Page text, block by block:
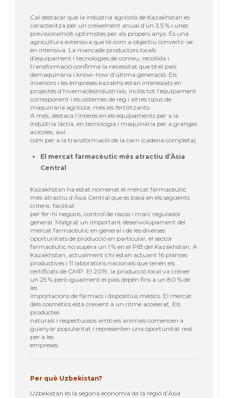
Cal destacar que la indústria agrícola de Kazakhstan es
caracteritza per un creixement anual d’un 3,5 % i unes
previsionsmolt optimistes per als propers anys. És una
agricultura extensiva que té com a objectiu convertir-se
en intensiva. La mancade productors locals
d’equipament i tecnologies de conreu, recollida i
transformació confirma la necessitat que té el país
demaquinària i know-how d’última generació. Els
inversors i les empreses kazakhs estan interessats en
projectes d’hivernaclesindustrials, inclòs tot l’equipament
corresponent i els sistemes de reg i altres tipus de
maquinària agrícola, més els fertilitzants.
A més, destaca l’interès en els equipaments per a la
indústria làctia, en tecnologia i maquinària per a granges
avícoles, així
com per a la transformació de la carn (cadena completa).
El mercat farmacèutic més atractiu d’Àsia
Central
Kazakhstan ha estat nomenat el mercat farmacèutic
més atractiu d’Àsia Central que es basa en els següents
criteris: facilitat
per fer-hi negocis, control de riscos i marc regulador
general. Malgrat un important desenvolupament del
mercat farmacèutic en general i de les diverses
oportunitats de producció en particular, el sector
farmacèutic no supera un 1 % en el PIB del Kazakhstan. A
Kazakhstan, actualment s’hi estan actuant 16 plantes
productives i 11 laboratoris nacionals que tenen els
certificats de GMP. El 2019, la producció local va créixer
un 25 % però igualment el país depèn fins a un 80 % de
les
importacions de fàrmacs i dispositius mèdics. El mercat
dels cosmètics està creixent a un ritme accelerat. Els
productes
naturals i respectuosos amb els animals comencen a
guanyar popularitat i representen una oportunitat real
per a les
empreses.
Per què Uzbekistan?
Uzbekistan és la segona economia de la regió d’Àsia